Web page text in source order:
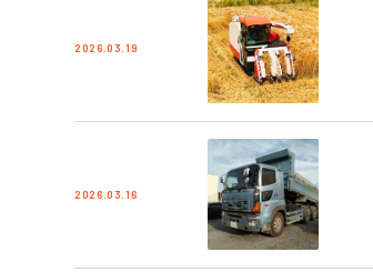
2026.03.19
2026.03.16